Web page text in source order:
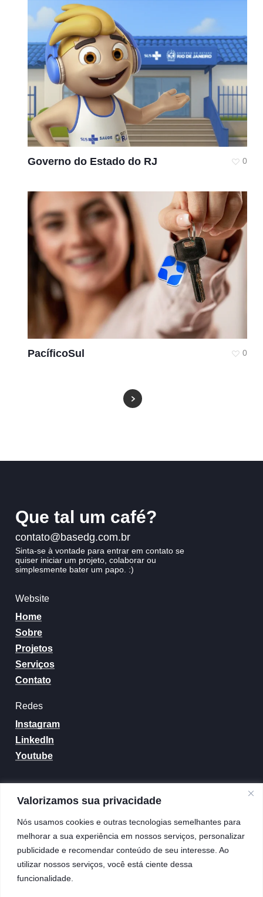
Valorizamos sua privacidade
Nós usamos cookies e outras tecnologias semelhantes para
melhorar a sua experiência em nossos serviços, personalizar
publicidade e recomendar conteúdo de seu interesse. Ao
utilizar nossos serviços, você está ciente dessa
funcionalidade.
Governo do Estado do RJ 0
PacíficoSul 0
Que tal um café?
contato@basedg.com.br
Sinta-se à vontade para entrar em contato se
quiser iniciar um projeto, colaborar ou
simplesmente bater um papo. :)
Website
Home
Sobre
Projetos
Serviços
Contato
Redes
Instagram
LinkedIn
Youtube
(21) 99655-4233
contato@basedg.com.br
Entre em contato